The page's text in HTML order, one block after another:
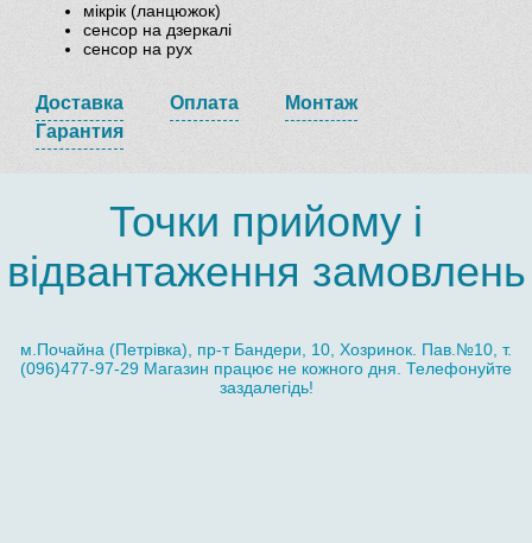
мікрік (ланцюжок)
сенсор на дзеркалі
сенсор на рух
Доставка Оплата
Монтаж
Гарантия
Точки прийому і
відвантаження замовлень
м.Почайна (Петрівка), пр-т Бандери, 10, Хозринок. Пав.№10, т.
(096)477-97-29 Магазин працює не кожного дня. Телефонуйте
заздалегідь!